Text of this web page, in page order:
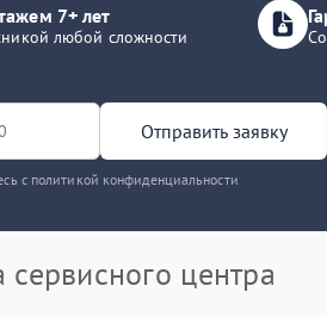
7+ лет
любой сложности
Отправить заявку
с политикой конфиденциальности
центра